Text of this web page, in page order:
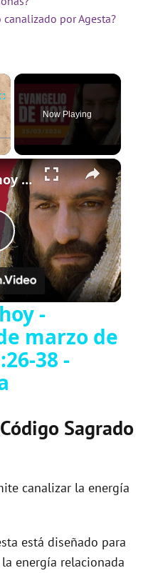
por Agesta?
×
Fullscreen
Now Playing
×
Evangelio de hoy - Miércoles 25 de marzo de 2026 - Lucas 1:26-38 - Biblia Católica
-
marzo de
38 -
Sagrado
canalizar la energía
está diseñado para
energía relacionada